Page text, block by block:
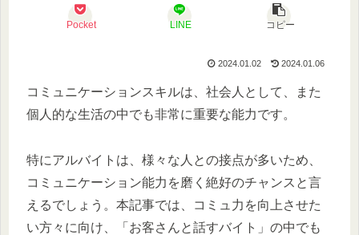
Pocket LINE コピー
2024.01.02 2024.01.06
コミュニケーションスキルは、社会人として、また
個人的な生活の中でも非常に重要な能力です。
特にアルバイトは、様々な人との接点が多いため、
コミュニケーション能力を磨く絶好のチャンスと言
えるでしょう。本記事では、コミュ力を向上させた
い方々に向け、「お客さんと話すバイト」の中でも